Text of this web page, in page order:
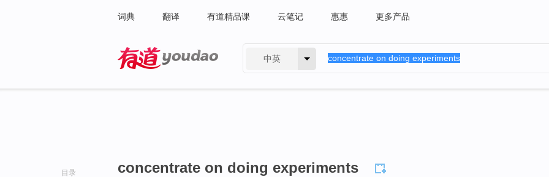
词典 翻译 有道精品课 云笔记 惠惠 更多产品
中英
目录 concentrate on doing experiments